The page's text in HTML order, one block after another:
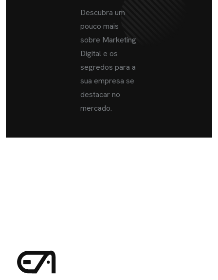
Descubra um
pouco mais
sobre Marketing
Digital e os
segredos para a
sua empresa se
destacar no
mercado.